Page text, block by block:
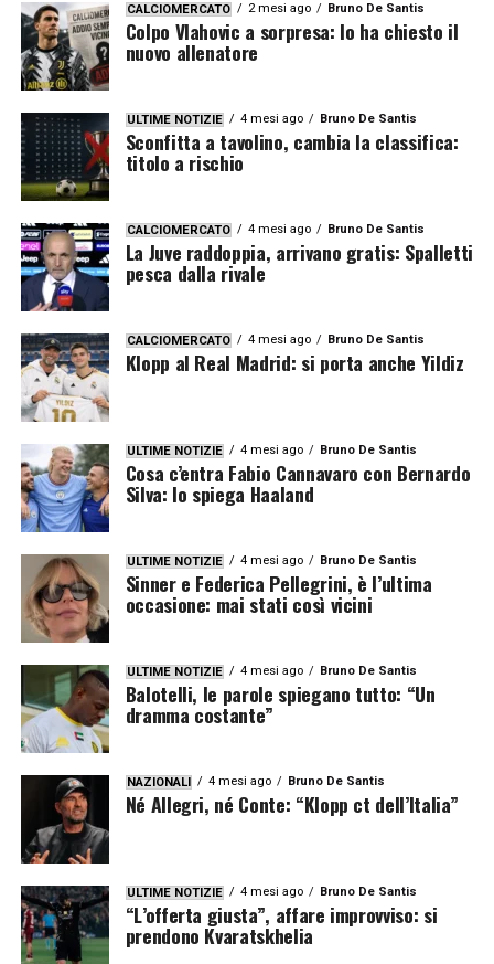
CALCIOMERCATO 2 mesi ago Bruno De Santis
Colpo Vlahovic a sorpresa: lo ha chiesto il
nuovo allenatore
ULTIME NOTIZIE 4 mesi ago Bruno De Santis
Sconfitta a tavolino, cambia la classifica:
titolo a rischio
CALCIOMERCATO 4 mesi ago Bruno De Santis
La Juve raddoppia, arrivano gratis: Spalletti
pesca dalla rivale
CALCIOMERCATO 4 mesi ago Bruno De Santis
Klopp al Real Madrid: si porta anche Yildiz
ULTIME NOTIZIE 4 mesi ago Bruno De Santis
Cosa c’entra Fabio Cannavaro con Bernardo
Silva: lo spiega Haaland
ULTIME NOTIZIE 4 mesi ago Bruno De Santis
Sinner e Federica Pellegrini, è l’ultima
occasione: mai stati così vicini
ULTIME NOTIZIE 4 mesi ago Bruno De Santis
Balotelli, le parole spiegano tutto: “Un
dramma costante”
NAZIONALI 4 mesi ago Bruno De Santis
Né Allegri, né Conte: “Klopp ct dell’Italia”
ULTIME NOTIZIE 4 mesi ago Bruno De Santis
“L’offerta giusta”, affare improvviso: si
prendono Kvaratskhelia